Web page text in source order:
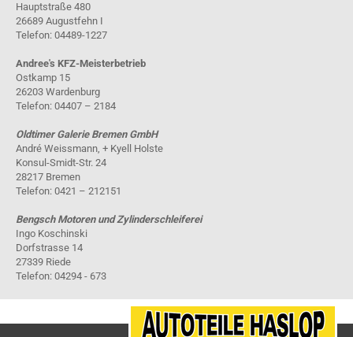
Hauptstraße 480
26689 Augustfehn I
Telefon: 04489-1227
Andree's KFZ-Meisterbetrieb
Ostkamp 15
26203 Wardenburg
Telefon: 04407 – 2184
Oldtimer Galerie Bremen GmbH
André Weissmann, + Kyell Holste
Konsul-Smidt-Str. 24
28217 Bremen
Telefon: 0421 – 212151
Bengsch Motoren und Zylinderschleiferei
Ingo Koschinski
Dorfstrasse 14
27339 Riede
Telefon: 04294 - 673